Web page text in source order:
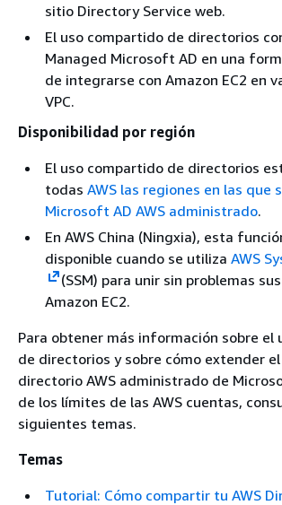
sitio Directory Service web.
El uso compartido de directorios
Managed Microsoft AD en una
de integrarse con Amazon EC2 en
VPC.
Disponibilidad por región
El uso compartido de directorios
todas AWS las regiones en las que
Microsoft AD AWS administrado.
En AWS China (Ningxia), esta
disponible cuando se utiliza AWS
(SSM) para unir sin problemas
Amazon EC2.
Para obtener más información sobre el
de directorios y sobre cómo extender
directorio AWS administrado de
de los límites de las AWS cuentas,
siguientes temas.
Temas
Tutorial: Cómo compartir tu AWS